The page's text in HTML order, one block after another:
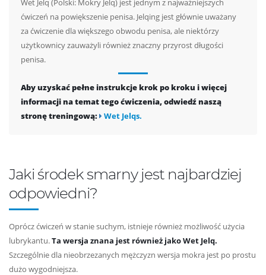
Wet Jelq (Polski: Mokry Jelq) jest jednym z najważniejszych
ćwiczeń na powiększenie penisa. Jelqing jest głównie uważany
za ćwiczenie dla większego obwodu penisa, ale niektórzy
użytkownicy zauważyli również znaczny przyrost długości
penisa.
Aby uzyskać pełne instrukcje krok po kroku i więcej
informacji na temat tego ćwiczenia, odwiedź naszą
stronę treningową:
Wet Jelqs.
Jaki środek smarny jest najbardziej
odpowiedni?
Oprócz ćwiczeń w stanie suchym, istnieje również możliwość użycia
lubrykantu.Ta wersja znana jest również jako Wet Jelq.
Szczególnie dla nieobrzezanych mężczyzn wersja mokra jest po prostu
dużo wygodniejsza.